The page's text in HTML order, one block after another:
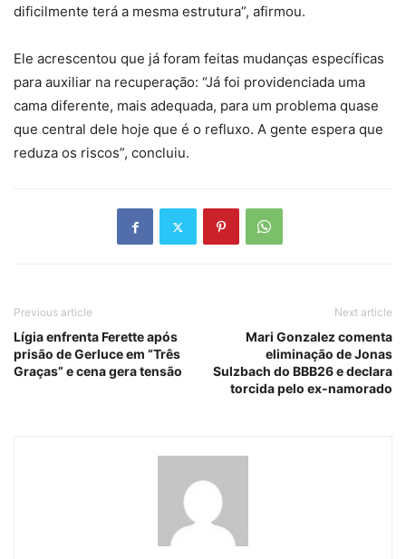
dificilmente terá a mesma estrutura”, afirmou.
Ele acrescentou que já foram feitas mudanças específicas
para auxiliar na recuperação: “Já foi providenciada uma
cama diferente, mais adequada, para um problema quase
que central dele hoje que é o refluxo. A gente espera que
reduza os riscos”, concluiu.
Previous article
Lígia enfrenta Ferette após
prisão de Gerluce em “Três
Graças” e cena gera tensão
Next article
Mari Gonzalez comenta
eliminação de Jonas
Sulzbach do BBB26 e declara
torcida pelo ex-namorado